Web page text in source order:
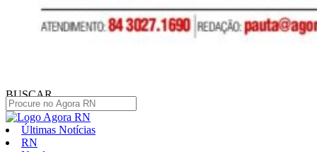
BUSCAR
Últimas Notícias
RN